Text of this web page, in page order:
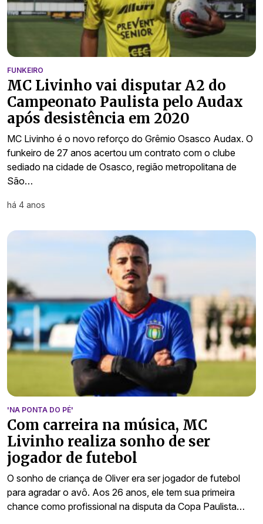
FUNKEIRO
MC Livinho vai disputar A2 do
Campeonato Paulista pelo Audax
após desistência em 2020
MC Livinho é o novo reforço do Grêmio Osasco Audax. O
funkeiro de 27 anos acertou um contrato com o clube
sediado na cidade de Osasco, região metropolitana de
São…
há 4 anos
'NA PONTA DO PÉ'
Com carreira na música, MC
Livinho realiza sonho de ser
jogador de futebol
O sonho de criança de Oliver era ser jogador de futebol
para agradar o avô. Aos 26 anos, ele tem sua primeira
chance como profissional na disputa da Copa Paulista…